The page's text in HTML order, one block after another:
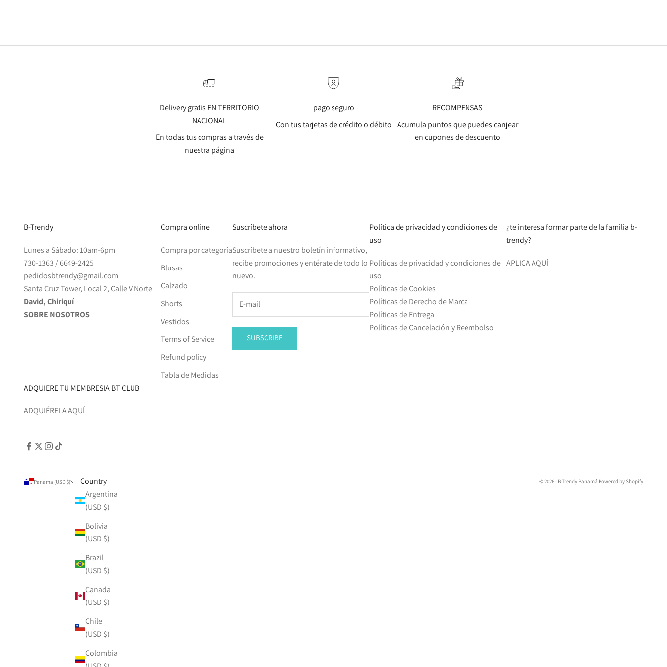
Delivery gratis EN TERRITORIO
NACIONAL
En todas tus compras a través de
nuestra página
pago seguro
Con tus tarjetas de crédito o débito
RECOMPENSAS
Acumula puntos que puedes canjear
en cupones de descuento
B-Trendy
Lunes a Sábado: 10am-6pm
730-1363 /6649-2425
pedidosbtrendy@gmail.com
Santa Cruz Tower, Local 2, Calle V Norte
David, Chiriquí
SOBRE NOSOTROS
Compra online
Compra por categoría
Blusas
Calzado
Shorts
Vestidos
Terms of Service
Refund policy
Tabla de Medidas
Suscríbete ahora
Suscríbete a nuestro boletín informativo,
recibe promociones y entérate de todo lo
nuevo.
SUBSCRIBE
Política de privacidad y condiciones de
uso
Políticas de privacidad y condiciones de
uso
Políticas de Cookies
Políticas de Derecho de Marca
Políticas de Entrega
Políticas de Cancelación y Reembolso
¿te interesa formar parte de la familia b-
trendy?
APLICA AQUÍ
ADQUIERE TU MEMBRESIA BT CLUB
ADQUIÉRELA AQUÍ
Panama (USD $)
Country
Argentina
(USD $)
Bolivia
(USD $)
Brazil
(USD $)
Canada
(USD $)
Chile
(USD $)
Colombia
© 2026 - B-Trendy Panamá Powered by Shopify